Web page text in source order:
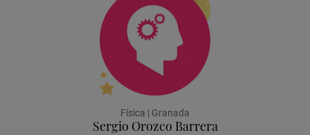
Física | Granada
Sergio Orozco Barrera